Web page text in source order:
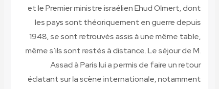
et le Premier ministre israélien Ehud Olmert, dont
les pays sont théoriquement en guerre depuis
1948, se sont retrouvés assis à une même table,
même s’ils sont restés à distance. Le séjour de M.
Assad à Paris lui a permis de faire un retour
éclatant sur la scène internationale, notamment